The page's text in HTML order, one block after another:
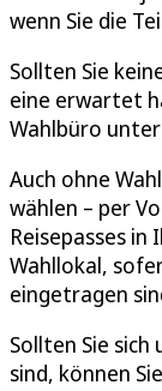
wenn Sie die
Sollten Sie
eine erwartet
Wahlbüro
Auch ohne
wählen – per
Reisepasses
Wahllokal,
eingetragen
Sollten Sie
sind, können